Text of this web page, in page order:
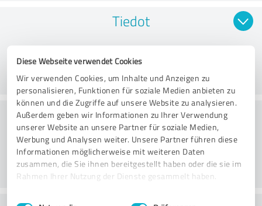
Diese Webseite verwendet Cookies
Wir verwenden Cookies, um Inhalte und Anzeigen zu
personalisieren, Funktionen für soziale Medien anbieten zu
können und die Zugriffe auf unsere Website zu analysieren.
Außerdem geben wir Informationen zu Ihrer Verwendung
unserer Website an unsere Partner für soziale Medien,
Werbung und Analysen weiter. Unsere Partner führen diese
Informationen möglicherweise mit weiteren Daten
zusammen, die Sie ihnen bereitgestellt haben oder die sie im
Rahmen Ihrer Nutzung der Dienste gesammelt haben.
Impressum Datenschutzbestimmungen
Einwilligungsauswahl
Tiedot
Arvo